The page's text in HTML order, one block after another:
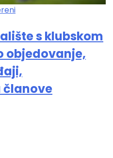
s klubskom
objedovanje,
članove